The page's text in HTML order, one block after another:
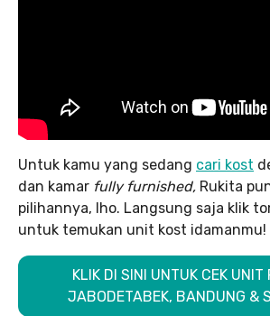
Untuk kamu yang sedang cari kost
dan kamar fully furnished, Rukita
pilihannya, lho. Langsung saja klik
untuk temukan unit kost idamanmu!
KLIK DI SINI UNTUK CEK UNIT
JABODETABEK, BANDUNG &